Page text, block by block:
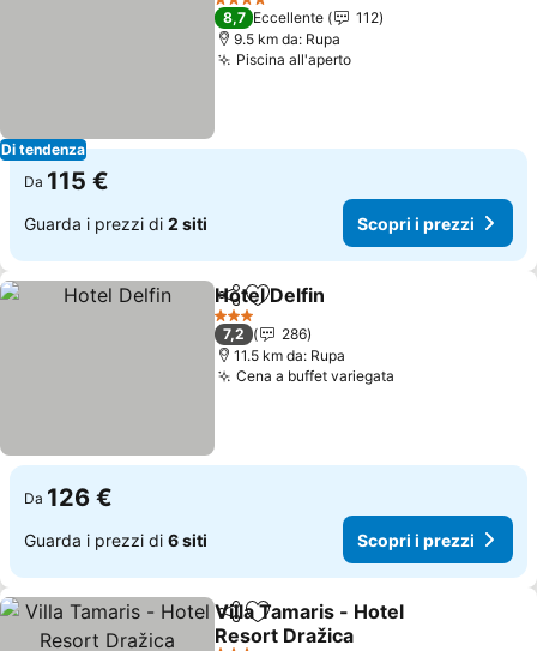
Di tendenza
4 Stelle
8,7 Eccellente
112
9.5 km da: Rupa
Piscina all'aperto
Da 115 €
Guarda i prezzi di 2 siti Scopri i prezzi
CondividiAggiungi ai preferiti
Hotel Delfin
3 Stelle
7,2
286
11.5 km da: Rupa
Cena a buffet variegata
Da 126 €
Guarda i prezzi di 6 siti Scopri i prezzi
CondividiAggiungi ai preferiti
Villa Tamaris - Hotel
Resort Dražica